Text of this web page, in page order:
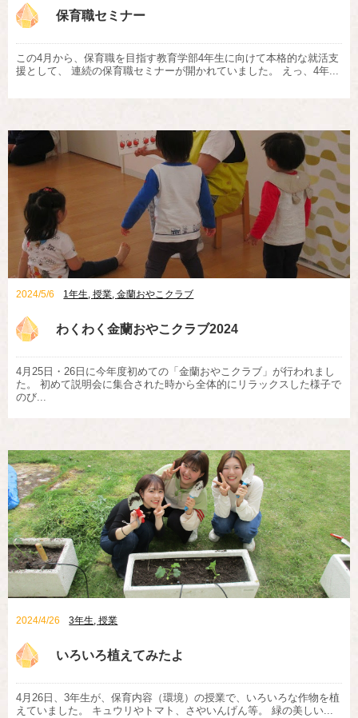
保育職セミナー
この4月から、保育職を目指す教育学部4年生に向けて本格的な就活支
援として、 連続の保育職セミナーが開かれていました。 えっ、4年...
2024/5/6 1年生,授業,金蘭おやこクラブ
わくわく金蘭おやこクラブ2024
4月25日・26日に今年度初めての「金蘭おやこクラブ」が行われまし
た。 初めて説明会に集合された時から全体的にリラックスした様子で
のび...
2024/4/26 3年生,授業
いろいろ植えてみたよ
4月26日、3年生が、保育内容（環境）の授業で、いろいろな作物を植
えていました。 キュウリやトマト、さやいんげん等。 緑の美しい...